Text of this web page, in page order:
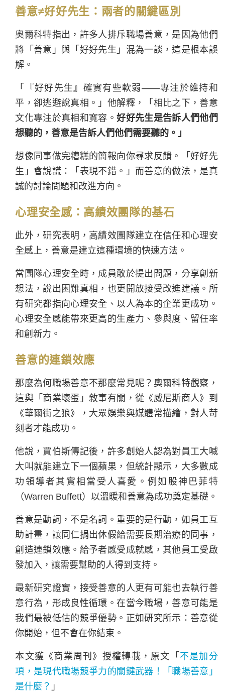
善意≠好好先生：兩者的關鍵區別
奧爾科特指出，許多人排斥職場善意，是因為他們
將「善意」與「好好先生」混為一談，這是根本誤
解。
「『好好先生』確實有些軟弱——專注於維持和
平，卻逃避說真相。」他解釋，「相比之下，善意
文化專注於真相和寬容。好好先生是告訴人們他們
想聽的，善意是告訴人們他們需要聽的。」
想像同事做完糟糕的簡報向你尋求反饋。「好好先
生」會說謊：「表現不錯。」而善意的做法，是真
誠的討論問題和改進方向。
心理安全感：高績效團隊的基石
此外，研究表明，高績效團隊建立在信任和心理安
全感上，善意是建立這種環境的快速方法。
當團隊心理安全時，成員敢於提出問題，分享創新
想法，說出困難真相，也更開放接受改進建議。所
有研究都指向心理安全、以人為本的企業更成功。
心理安全感能帶來更高的生產力、參與度、留任率
和創新力。
善意的連鎖效應
那麼為何職場善意不那麼常見呢？奧爾科特觀察，
這與「商業壞蛋」敘事有關，從《威尼斯商人》到
《華爾街之狼》，大眾娛樂與媒體常描繪，對人苛
刻者才能成功。
他說，賈伯斯傳記後，許多創始人認為對員工大喊
大叫就能建立下一個蘋果，但統計顯示，大多數成
功領導者其實相當受人喜愛。例如股神巴菲特
（Warren Buffett）以溫暖和善意為成功奠定基礎。
善意是動詞，不是名詞。重要的是行動，如員工互
助計畫，讓同仁捐出休假給需要長期治療的同事，
創造連鎖效應。給予者感受成就感，其他員工受啟
發加入，讓需要幫助的人得到支持。
最新研究證實，接受善意的人更有可能也去執行善
意行為，形成良性循環。在當今職場，善意可能是
我們最被低估的競爭優勢。正如研究所示：善意從
你開始，但不會在你結束。
本文獲《商業周刊》授權轉載，原文「 不是加分
項，是現代職場競爭力的關鍵武器！「職場善意」
是什麼？ 」